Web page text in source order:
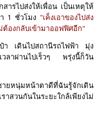
ารไปส่งให้เพื่อน เป็นเหตุให้
1 ชั่วโมง "เค็งเอาของไปส่ง
ต้องกลับเข้ามาออฟฟิศอีก"
ป๋า เดินไปสถานีรถไฟฟ้า มุ่ง
วลาผ่านไปเร็วๆ พรุ่งนี้ก็วัน
ยหนุ่มหน้าตาดีที่ฉันรู้จักเดิน
สวนกันในระยะใกล้เพียงไม่